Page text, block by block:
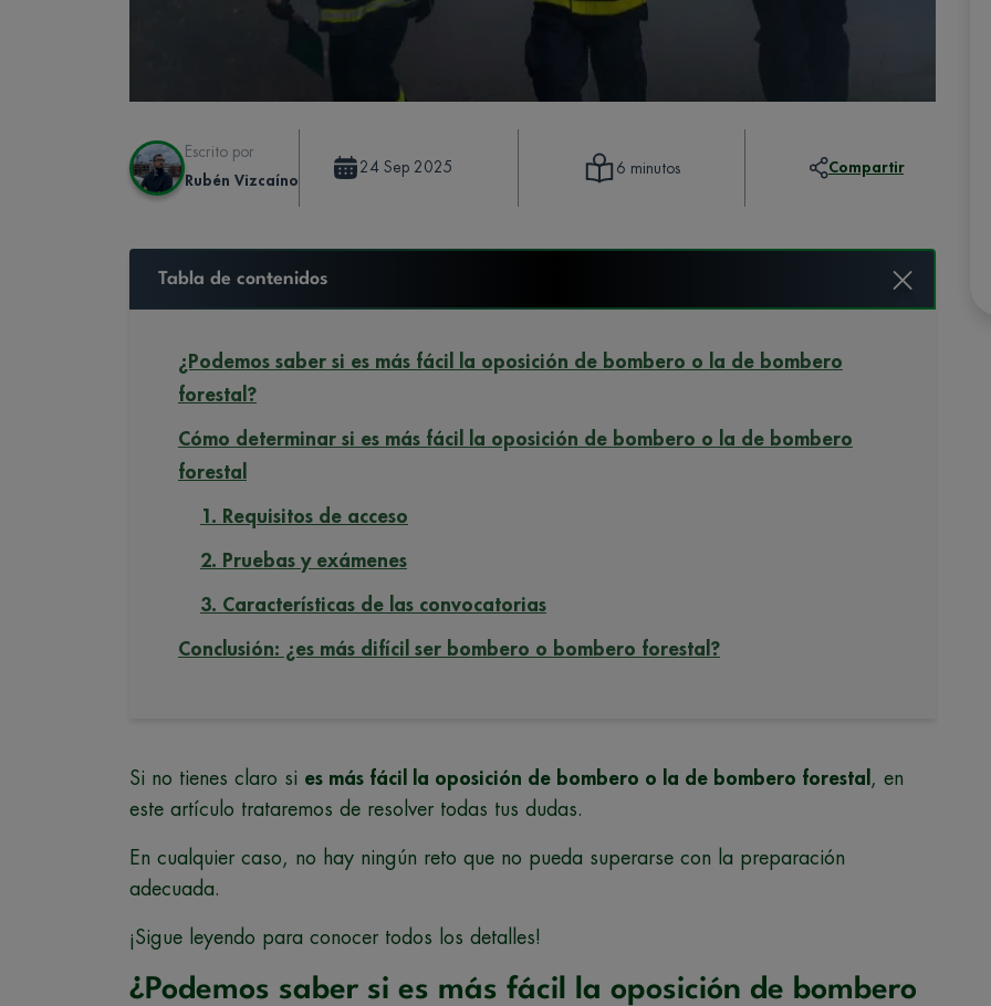
Escrito por
Rubén Vizcaíno
24 Sep 2025 6 minutos Compartir
Tabla de contenidos
¿Podemos saber si es más fácil la oposición de bombero o la de bombero
forestal?
Cómo determinar si es más fácil la oposición de bombero o la de bombero
forestal
1. Requisitos de acceso
2. Pruebas y exámenes
3. Características de las convocatorias
Conclusión: ¿es más difícil ser bombero o bombero forestal?
Si no tienes claro si es más fácil la oposición de bombero o la de bombero forestal , en
este artículo trataremos de resolver todas tus dudas.
En cualquier caso, no hay ningún reto que no pueda superarse con la preparación
adecuada.
¡Sigue leyendo para conocer todos los detalles!
¿Podemos saber si es más fácil la oposición de bombero